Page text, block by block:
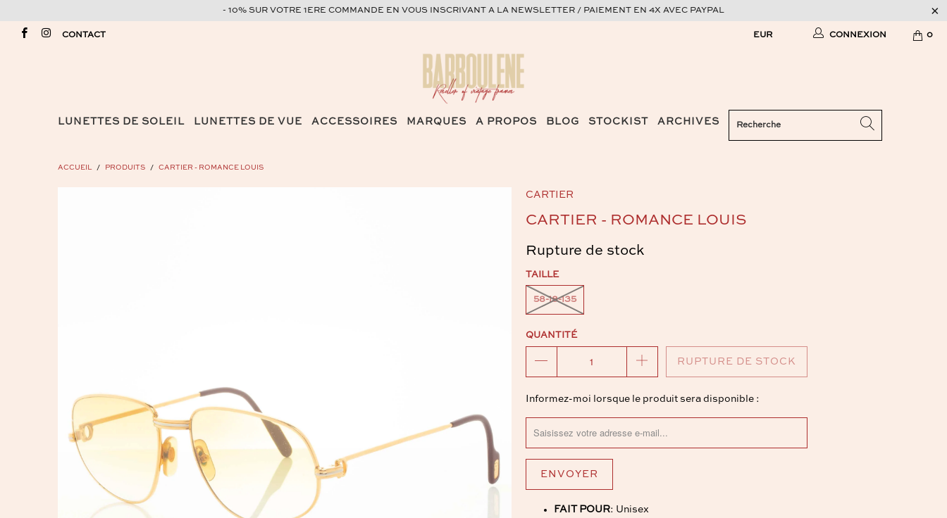
- 10% SUR VOTRE 1ERE COMMANDE EN VOUS INSCRIVANT A LA NEWSLETTER / PAIEMENT EN 4X AVEC PAYPAL
CONTACT 0
CONNEXION
LUNETTES DE SOLEIL LUNETTES DE VUE ACCESSOIRES MARQUES A PROPOS BLOG STOCKIST ARCHIVES
ACCUEIL / PRODUITS / CARTIER - ROMANCE LOUIS
CARTIER
CARTIER - ROMANCE LOUIS
Rupture de stock
TAILLE
58-18-135
QUANTITÉ
RUPTURE DE STOCK
TRANSLATION
FR.PRODUCTS.NOTIFY_FORM.DESCRIPTION:
Informez-moi lorsque le produit sera disponible :
FAIT POUR: Unisex